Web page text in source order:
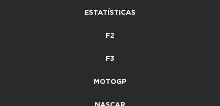
ESTATÍSTICAS
F2
F3
MOTOGP